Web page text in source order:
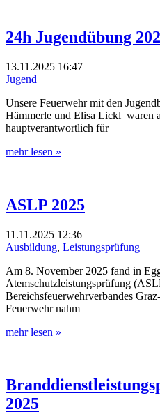
24h Jugendübung
13.11.2025 16:47
Jugend
Unsere Feuerwehr mit den
Hämmerle und Elisa Lickl waren
hauptverantwortlich für
mehr lesen »
ASLP 2025
11.11.2025 12:36
Ausbildung, Leistungsprüfung
Am 8. November 2025 fand in
Atemschutzleistungsprüfung
Bereichsfeuerwehrverbandes
Feuerwehr nahm
mehr lesen »
2025